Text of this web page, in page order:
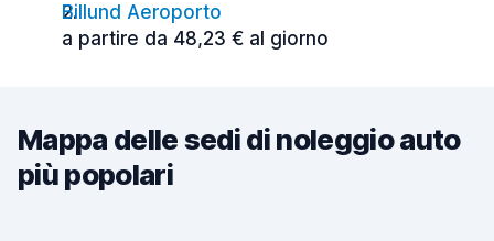
Billund Aeroporto
a partire da 48,23 € al giorno
Mappa delle sedi di noleggio auto
più popolari